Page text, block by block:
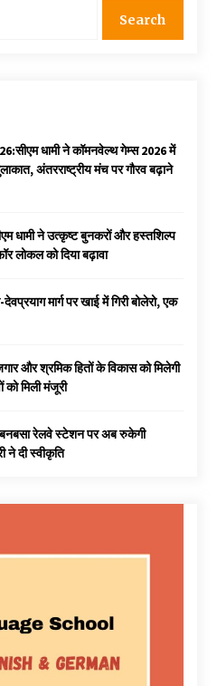
धामी ने कॉमनवेल्थ गेम्स 2026 में
अंतरराष्ट्रीय मंच पर गौरव बढ़ाने
ने उत्कृष्ट बुनकरों और हस्तशिल्प
लोकल को दिया बढ़ावा
मार्ग पर खाई में गिरी बोलेरो, एक
और श्रमिक हितों के विकास को मिलेगी
को मिली मंजूरी
रेलवे स्टेशन पर अब रुकेगी
दी स्वीकृति